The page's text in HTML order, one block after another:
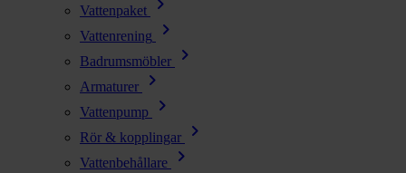
Vattenpaket
Vattenrening chevron_right
Badrumsmöbler chevron_right
Armaturer chevron_right
Vattenpump chevron_right
Rör & kopplingar chevron_right
Vattenbehållare chevron_right